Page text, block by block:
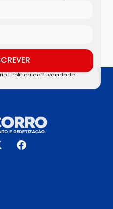
|Politica de Privacidade